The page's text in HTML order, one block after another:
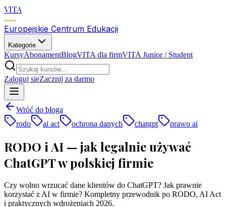
VITA
Europejskie Centrum Edukacji
Kategorie
KursyAbonamentBlogVITA dla firmVITA Junior / Student
Zaloguj sięZacznij za darmo
Wróć do bloga
rodo
ai act ochrona danych chatgpt prawo ai
RODO i AI — jak legalnie używać
ChatGPT w polskiej firmie
Czy wolno wrzucać dane klientów do ChatGPT? Jak prawnie
korzystać z AI w firmie? Kompletny przewodnik po RODO, AI Act
i praktycznych wdrożeniach 2026.